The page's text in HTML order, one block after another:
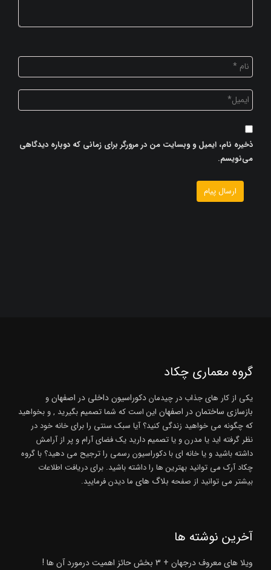
ذخیره نام، ایمیل و وبسایت من در مرورگر برای زمانی که دوباره دیدگاهی
می‌نویسم.
گروه معماری چکاد
یکی از کار های جذاب در چیدماندکوراسیون داخلی در اصفهانو
بازسازی ساختمان در اصفهان این است که شما تصمیم بگیرید , و بخواهید
که چگونه می خواهید زندگی کنید؟ آیا سبک سنتی را برای خانه خود در
نظر گرفته اید یا مدرن و یا تصمیم دارید یک فضای آرام و پر از آرامش
داشته باشید و یا خانه ای با دکوراسیون رسمی را ترجیح می دهید؟ با گروه
چکاد آرک می توانید بهترین ها را داشته باشید. برای دریافت اطلاعات
بیشتر می توانید از صفحه بلاگ های ما دیدن فرمایید.
آخرین نوشته ها
ویلا های معروف درجهان + 3 بخش حائز اهمیت درمورد آن ها !